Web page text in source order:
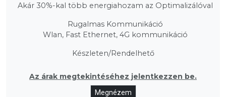
Akár 30%-kal több energiahozam az Optimalizálóval
Rugalmas Kommunikáció
Wlan, Fast Ethernet, 4G kommunikáció
Készleten/Rendelhető
Az árak megtekintéséhez jelentkezzen be.
Megnézem